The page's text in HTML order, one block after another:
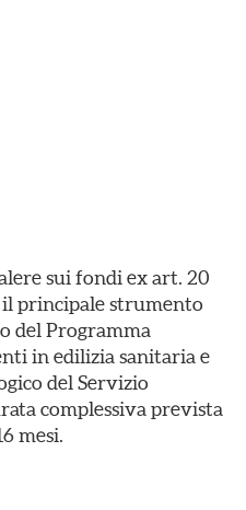
sui fondi ex art. 20
il principale strumento
del Programma
in edilizia sanitaria e
del Servizio
complessiva prevista
mesi.